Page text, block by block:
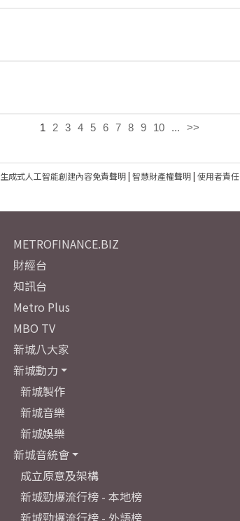
1 2 3 4 5 6 7 8 9 10 ... >>
生成式人工智能創建內容免責聲明| 智慧財產權聲明| 使用者責任
METROFINANCE.BIZ
財經台
知訊台
Metro Plus
MBO TV
新城八大家
新城動力
新城製作
新城音樂
新城娛樂
新城音統會
成立原意及架構
新城勁爆流行榜 - 本地榜
新城勁爆流行榜 - 外語榜